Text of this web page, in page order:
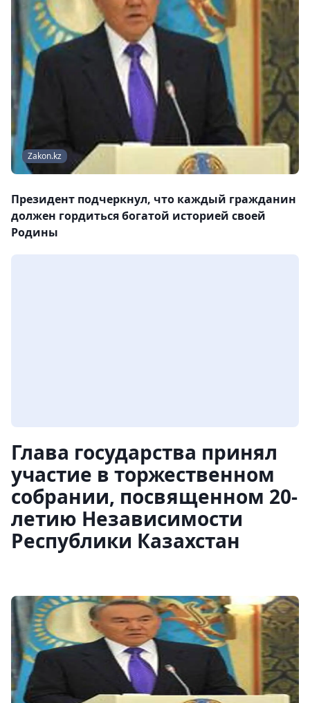
Zakon.kz
Президент подчеркнул, что каждый гражданин
должен гордиться богатой историей своей
Родины
Глава государства принял
участие в торжественном
собрании, посвященном 20-
летию Независимости
Республики Казахстан